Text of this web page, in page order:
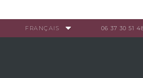
FRANÇAIS 06 37 30 51